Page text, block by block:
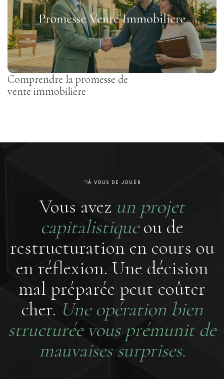
Comprendre la promesse de
vente immobilière
À VOUS DE JOUER
Vous avez un projet
capitalistiqueou de
restructuration en cours ou
en réflexion. Une décision
mal préparée peut coûter
cher. Une opération bien
structurée vous prémunit de
mauvaises surprises.